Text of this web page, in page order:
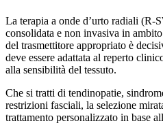
La terapia a onde d’urto radiali (R-
consolidata e non invasiva in
del trasmettitore appropriato è
deve essere adattata al reperto
alla sensibilità del tessuto.
Che si tratti di tendinopatie,
restrizioni fasciali, la selezione
trattamento personalizzato in base